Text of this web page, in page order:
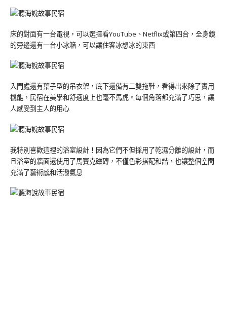
床的對面有一台電視，可以選擇看YouTube、Netflix或第四台，全身鏡
的旁邊還有一台小冰箱，可以讓住客冰想冰的東西
入門處還有葉子型的吊衣架，底下還備有二雙拖鞋，看得出來除了實用
機能，民宿在美學和舒適度上也毫不馬虎。每個角落都充滿了巧思，讓
人感受到主人的用心
我特別喜歡這裡的浴室設計！因為它們不但採用了乾濕分離的設計，而
且浴室的牆面還使用了馬賽克磁磚，不僅色彩搭配和諧，也讓整個空間
充滿了藝術感和活潑氣息